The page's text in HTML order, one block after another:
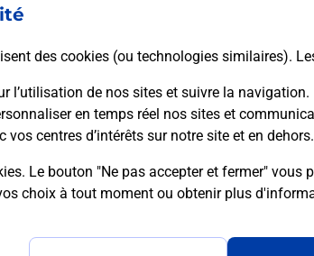
des cookies (ou technologies similaires).
l’utilisation de nos sites et suivre la navigation.
en temps réel nos sites et
centres d’intérêts sur notre site et en dehors.
Le bouton "Ne pas accepter et fermer"
choix à tout moment ou obtenir plus
En savoir plus
Recherchez un autre point de contact